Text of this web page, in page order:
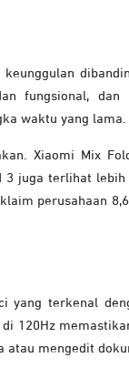
fungsional,
waktu yang lama.
Xiaomi Mix
3 juga terlihat
perusahaan
yang terkenal
120Hz
atau mengedit